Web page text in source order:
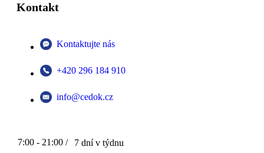
Kontakt
Kontaktujte nás
+420 296 184 910
info@cedok.cz
7:00 - 21:00 / 7 dní v týdnu